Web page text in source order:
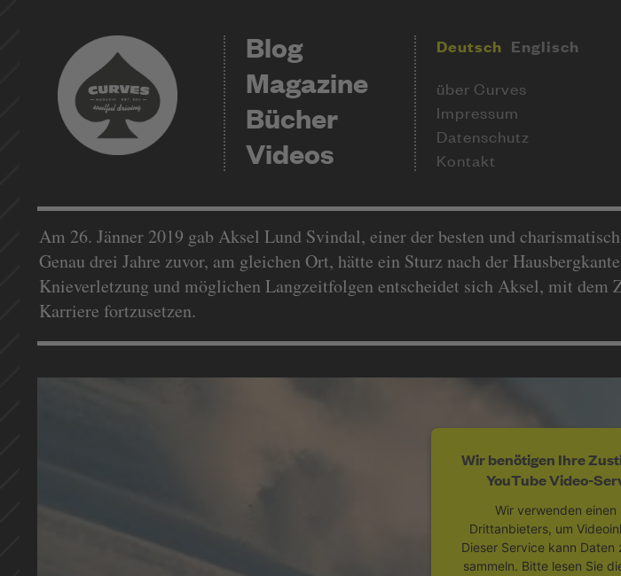
Blog
Magazine
Bücher
Videos
Deutsch Englisch
über Curves
Impressum
Datenschutz
Kontakt
Am 26. Jänner 2019 gab Aksel Lund Svindal, einer der besten und
Genau drei Jahre zuvor, am gleichen Ort, hätte ein Sturz nach der
Knieverletzung und möglichen Langzeitfolgen entscheidet sich Aksel, mit
Karriere fortzusetzen.
Wir benötigen Ihre
YouTube Video-
Wir verwenden einen
Drittanbieters, um
Dieser Service kann
sammeln. Bitte lesen Sie